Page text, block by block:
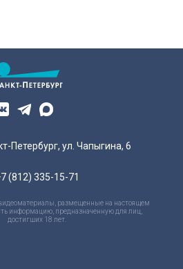
Петербург, ул. Чапыгина, 6
(812) 335-15-71
размещенные на настоящем
информацию, предназначенную для лиц,
достигших 18 лет.